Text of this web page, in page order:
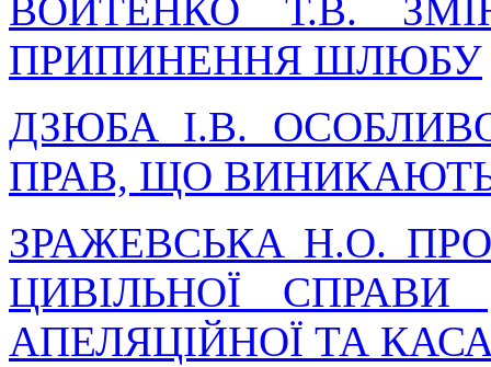
ВОЙТЕНКО Т.В.
ПРИПИНЕННЯ ШЛЮБУ
ДЗЮБА І.В.
ПРАВ, ЩО
ЗРАЖЕВСЬКА Н.О.
ЦИВІЛЬНОЇ
АПЕЛЯЦІЙНОЇ ТА